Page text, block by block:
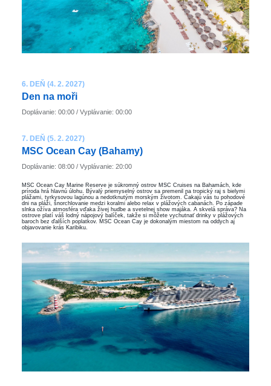
6. DEŇ (4. 2. 2027)
Den na moři
Doplávanie: 00:00 / Vyplávanie: 00:00
7. DEŇ (5. 2. 2027)
MSC Ocean Cay (Bahamy)
Doplávanie: 08:00 / Vyplávanie: 20:00
MSC Ocean Cay Marine Reserve je súkromný ostrov MSC Cruises na Bahamách, kde
príroda hrá hlavnú úlohu. Bývalý priemyselný ostrov sa premenil na tropický raj s bielymi
plážami, tyrkysovou lagúnou a nedotknutým morským životom. Čakajú vás tu pohodové
dni na pláži, šnorchlovanie medzi koralmi alebo relax v plážových cabanách. Po západe
slnka ožíva atmosféra vďaka živej hudbe a svetelnej show majáka. A skvelá správa? Na
ostrove platí váš lodný nápojový balíček, takže si môžete vychutnať drinky v plážových
baroch bez ďalších poplatkov. MSC Ocean Cay je dokonalým miestom na oddych aj
objavovanie krás Karibiku.